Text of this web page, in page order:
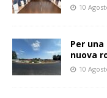
10
Per
nuova
10